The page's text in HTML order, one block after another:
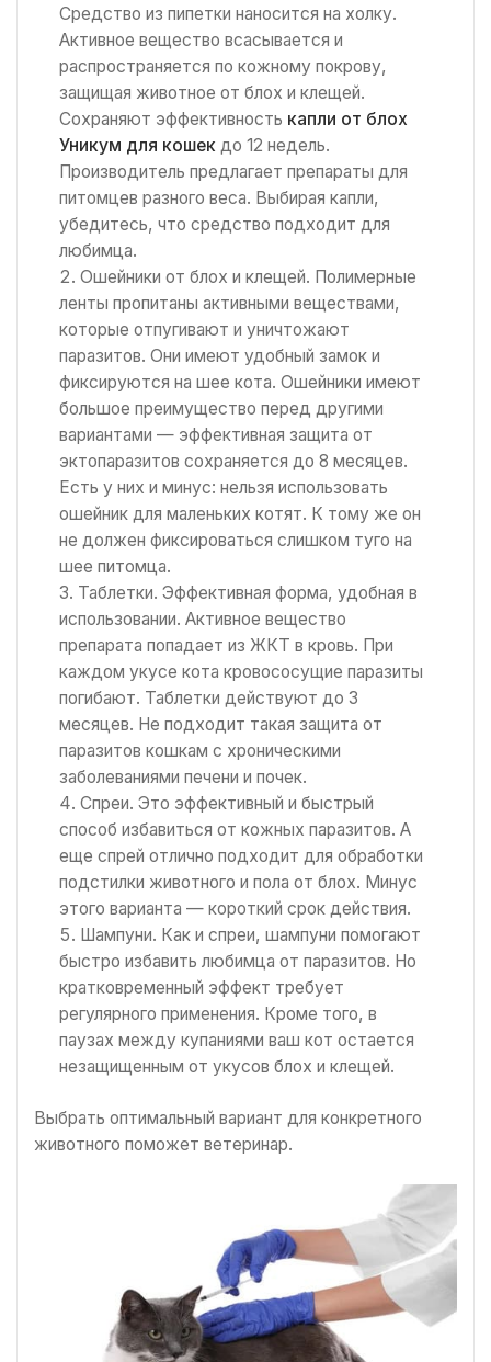
Средство из пипетки наносится на холку.
Активное вещество всасывается и
распространяется по кожному покрову,
защищая животное от блох и клещей.
Сохраняют эффективность капли от блох
Уникум для кошек до 12 недель.
Производитель предлагает препараты для
питомцев разного веса. Выбирая капли,
убедитесь, что средство подходит для
любимца.
Ошейники от блох и клещей. Полимерные
ленты пропитаны активными веществами,
которые отпугивают и уничтожают
паразитов. Они имеют удобный замок и
фиксируются на шее кота. Ошейники имеют
большое преимущество перед другими
вариантами — эффективная защита от
эктопаразитов сохраняется до 8 месяцев.
Есть у них и минус: нельзя использовать
ошейник для маленьких котят. К тому же он
не должен фиксироваться слишком туго на
шее питомца.
Таблетки. Эффективная форма, удобная в
использовании. Активное вещество
препарата попадает из ЖКТ в кровь. При
каждом укусе кота кровососущие паразиты
погибают. Таблетки действуют до 3
месяцев. Не подходит такая защита от
паразитов кошкам с хроническими
заболеваниями печени и почек.
Спреи. Это эффективный и быстрый
способ избавиться от кожных паразитов. А
еще спрей отлично подходит для обработки
подстилки животного и пола от блох. Минус
этого варианта — короткий срок действия.
Шампуни. Как и спреи, шампуни помогают
быстро избавить любимца от паразитов. Но
кратковременный эффект требует
регулярного применения. Кроме того, в
паузах между купаниями ваш кот остается
незащищенным от укусов блох и клещей.
Выбрать оптимальный вариант для конкретного
животного поможет ветеринар.